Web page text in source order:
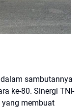
sambutannya
ke-80. Sinergi TNI-
membuat